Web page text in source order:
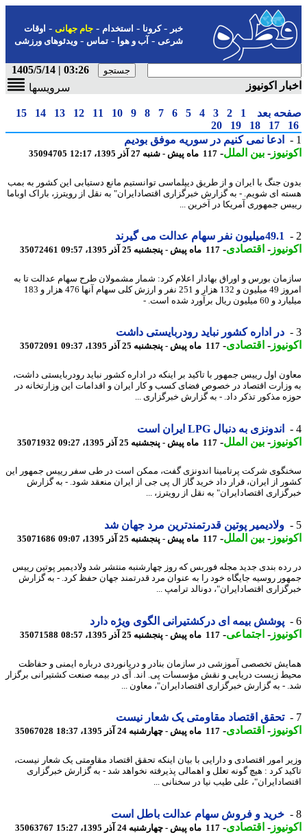
-کرونا-استخدام- جام جهانی-اوقات
شرعی-آب و هوا-تماس-ویدئوهای ورزشی
03:26 | 1405/5/14
اکونیوز
سرویسها
بعد 1
2
3
4
5
6
7
8
9
10
11
12
13
14
15
17
18
19
20
ادعا نمی کنیم در سوریه موفق بودیم
-بین الملل-117 ماه پیش - شنبه 27 آذر 1395، 12:17 35094705
جنگ با ایران و از طریق دیپلماسی توانستیم مانع دستیابی این کشور به بمب
ای شویم. - به گزارش خبرگزاری اقتصادایران" به نقل از رویترز، باراک اوباما
جمهوری آمریکا در آخرین ...
49.1میلیون نفر سهام عدالت می گیرند
-اقتصادی-117 ماه پیش - پنجشنبه 25 آذر 1395، 09:57 35072461
بورس و اوراق بهادار اعلام کرد: شمار مشمولان طرح سهام عدالت تا به
امروز 49 میلیون و 132 هزار و 251 نفر و ارزش کلی سهام آنها 476 هزار و 183
ریال برآورد شده است. -
در اداره کشور نباید رودربایستی داشت
-اقتصادی-117 ماه پیش - پنجشنبه 25 آذر 1395، 09:37 35072091
اول رییس جمهور با تاکید بر اینکه در اداره کشور نباید رودربایستی داشت،
اقتصاد در خصوص فضای کسب و کار ایران و اقدامات این وزارتخانه در
مذکور تذکر داد. - به گزارش خبرگزاری ...
اندونزی به دنبال LPG ایران است
-بین الملل-117 ماه پیش - پنجشنبه 25 آذر 1395، 09:27 35071932
شرکت پرتامینا اندونزی گفت، ممکن است در طی سفر رییس جمهور این
از ایران، قرار داد خرید گاز ال پی جی از ایران منعقد شود. - به گزارش
اقتصادایران" به نقل از رویترز، ...
ولادیمیر پوتین قدرتمندترین مرد جهان شد
-بین الملل-117 ماه پیش - پنجشنبه 25 آذر 1395، 09:07 35071686
بندی جدید مجله فوربس که روز چهارشنبه منتشر شد ولادیمیر پوتین رییس
روسیه جایگاه خود را به عنوان مرد قدرتمند جهان حفظ کرد. - به گزارش
اقتصادایران"، دونالد ترامپ ...
پوشش بیمه ای درکشتیرانی الگوی ویژه دارد
-اجتماعی-117 ماه پیش - پنجشنبه 25 آذر 1395، 08:57 35071588
تخصصی آموزشی در سازمان بنادر و دریانوردی درباره ایمنی و حفاظت
زیست دریایی و نقش مؤسسات پی. اند. آی در بیمه صنعت کشتیرانی برگزار
- به گزارش خبرگزاری اقتصادایران"، معاون ...
تحقق اقتصاد مقاومتی یک شعار نیست
-اقتصادی-117 ماه پیش - چهارشنبه 24 آذر 1395، 18:37 35067028
امور اقتصادی و دارایی با بیان اینکه تحقق اقتصاد مقاومتی یک شعار نیست،
کرد : هیچ گونه تعلل و اهمالی پذیرفته نخواهد شد - به گزارش خبرگزاری
علی طیب نیا در سخنانی ...
خرید و فروش سهام عدالت باطل است
-اقتصادی-117 ماه پیش - چهارشنبه 24 آذر 1395، 15:27 35063767